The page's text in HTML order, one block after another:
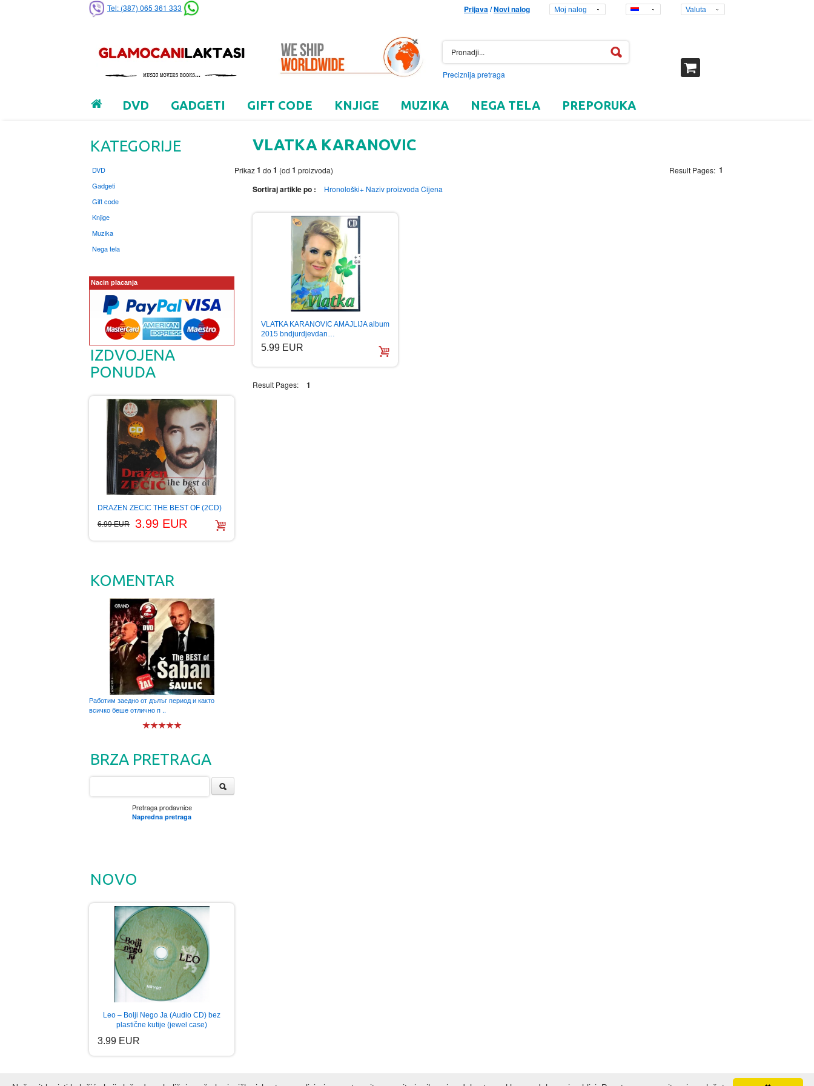
Tel: (387) 065 361 333 Prijava/Novi nalog Moj nalog Valuta
Preciznija pretraga
DVD GADGETI GIFT CODE KNJIGE MUZIKA NEGA TELA PREPORUKA
VLATKA KARANOVIC
Result Pages: 1
Prikaz1 do 1 (od 1 proizvoda)
Sortiraj artikle po : Hronološki+ Naziv proizvoda Cijena
VLATKA KARANOVIC AMAJLIJA album
2015 bndjurdjevdan…
5.99 EUR
Result Pages: 1
KATEGORIJE
DVD
Gadgeti
Gift code
Knjige
Muzika
Nega tela
Nacin placanja
IZDVOJENA
PONUDA
DRAZEN ZECIC THE BEST OF (2CD)
6.99 EUR
3.99 EUR
KOMENTAR
Работим заедно от дълъг период и както
всичко беше отлично п ..
BRZA PRETRAGA
Pretraga prodavnice
Napredna pretraga
NOVO
Leo – Bolji Nego Ja (Audio CD) bez
plastične kutije (jewel case)
3.99 EUR